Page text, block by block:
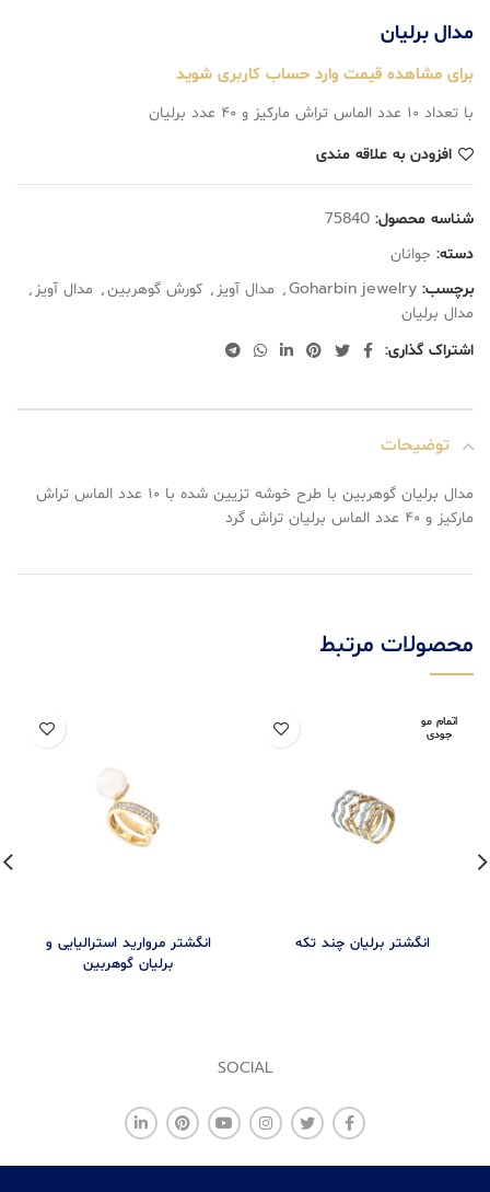
مدال برليان
برای مشاهده قیمت وارد حساب کاربری شوید
با تعداد ۱۰ عدد الماس تراش ماركيز و ۴۰ عدد برليان
افزودن به علاقه مندی
شناسه محصول: 75840
دسته: جوانان
برچسب: Goharbin jewelry
, مدال آویز , کورش گوهربین, مدال آویز ,
مدال برليان
اشتراک گذاری:
توضیحات
مدال برليان گوهربین با طرح خوشه تزیین شده با ۱۰ عدد الماس تراش
ماركيز و ۴۰ عدد الماس برليان تراش گرد
محصولات مرتبط
اتمام مو
جودی
انگشتر برلیان چند تکه
انگشتر مروارید استرالیایی و
برلیان گوهربین
SOCIAL